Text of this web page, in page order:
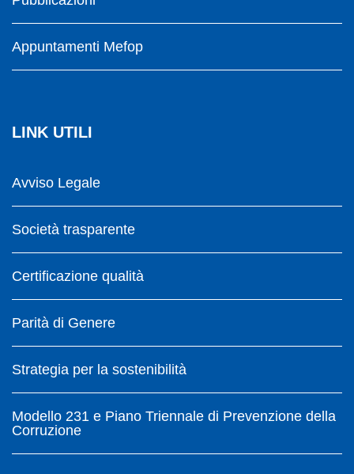
Appuntamenti Mefop
LINK UTILI
Avviso Legale
Società trasparente
Certificazione qualità
Parità di Genere
Strategia per la sostenibilità
Modello 231 e Piano Triennale di Prevenzione della
Corruzione